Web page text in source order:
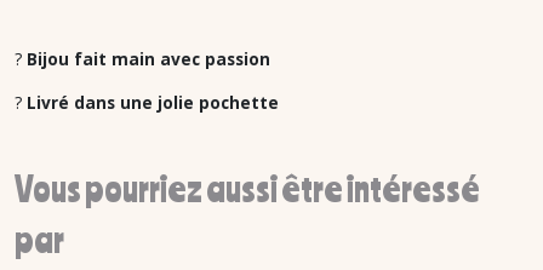
? Bijou fait main avec passion
? Livré dans une jolie pochette
Vous pourriez aussi être intéressé
par